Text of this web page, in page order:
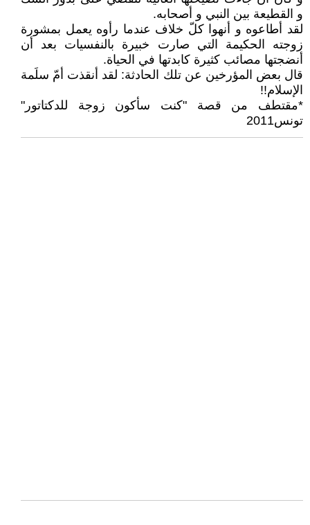
و القطيعة بين النبي و أصحابه.
لقد أطاعوه و أنهوا كلّ خلاف عندما رأوه يعمل بمشورة
زوجته الحكيمة التي صارت خبيرة بالنفسيات بعد أن
أنضجتها مصائب كثيرة كابدتها في الحياة.
قال بعض المؤرخين عن تلك الحادثة: لقد أنقذت أمّ سلَمة
الإسلام!!
*مقتطف من قصة ʺكنت سأكون زوجة للدكتاتورʺ
تونس2011